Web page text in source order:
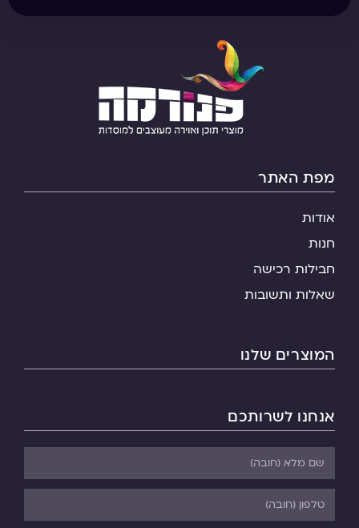
מפת האתר
אודות
חנות
חבילות רכישה
שאלות ותשובות
המוצרים שלנו
אנחנו לשרותכם